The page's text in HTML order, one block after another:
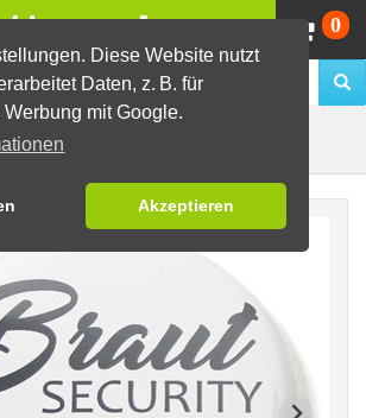
Diese Website nutzt
Daten, z. B. für
mit Google.
Akzeptieren
0
JGA / Hochzeit